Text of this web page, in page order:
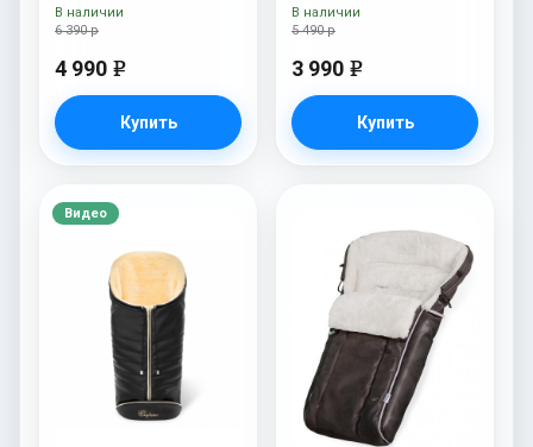
шерсть) Brown
6 390 р
4 990 e
Купить
В наличии
5 490 р
3 990 e
Купить
В наличии
Видео